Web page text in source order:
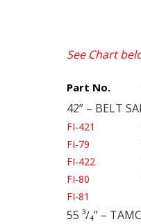
See Chart
Part No.
42” – BELT
FI-421
FI-79
FI-422
FI-80
FI-81
55 ³∕₄” –